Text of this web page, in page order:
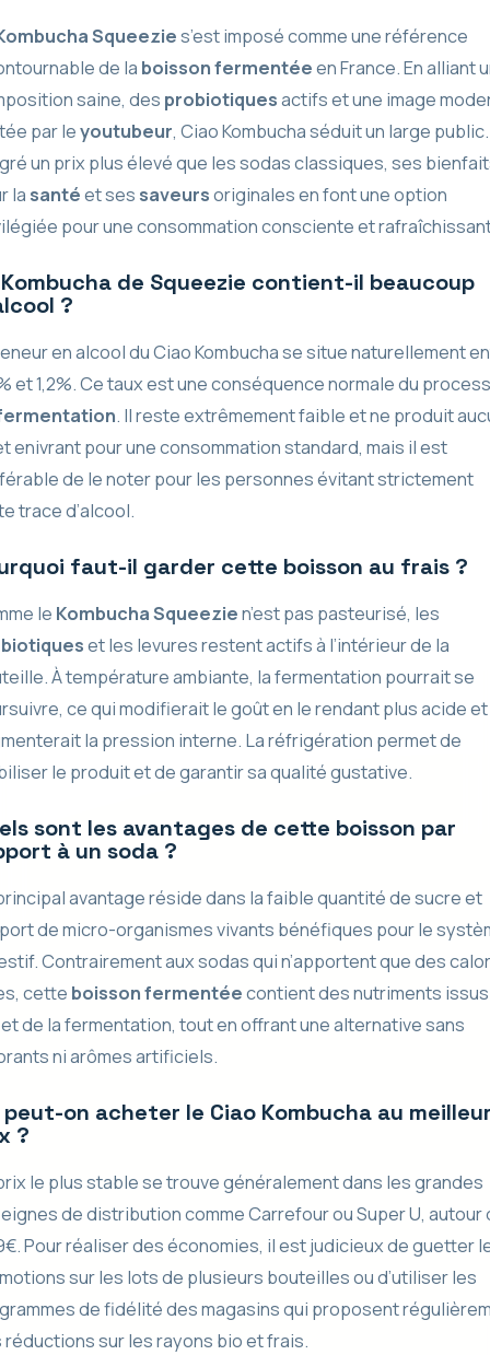
Squeezies’est imposé comme une référence
de la boisson fermentéeen France. En alliant
saine, des probiotiquesactifs et une image
par leyoutubeur, Ciao Kombucha séduit un large public.
un prix plus élevé que les sodas classiques, ses
la santéet ses saveursoriginales en font une option
pour une consommation consciente et
de Squeezie contient-il beaucoup
?
en alcool du Ciao Kombucha se situe naturellement
et 1,2%. Ce taux est une conséquence normale du
. Il reste extrêmement faible et ne produit
enivrant pour une consommation standard, mais il est
de le noter pour les personnes évitant strictement
trace d’alcool.
faut-il garder cette boisson au frais ?
le Kombucha Squeezien’est pas pasteurisé, les
et les levures restent actifs à l’intérieur de la
À température ambiante, la fermentation pourrait se
ce qui modifierait le goût en le rendant plus acide et
la pression interne. La réfrigération permet de
le produit et de garantir sa qualité gustative.
sont les avantages de cette boisson par
à un soda ?
avantage réside dans la faible quantité de sucre et
de micro-organismes vivants bénéfiques pour le
Contrairement aux sodas qui n’apportent que des
cette boisson fermentéecontient des nutriments
de la fermentation, tout en offrant une alternative sans
ni arômes artificiels.
peut-on acheter le Ciao Kombucha au
?
le plus stable se trouve généralement dans les grandes
de distribution comme Carrefour ou Super U, autour
Pour réaliser des économies, il est judicieux de guetter
sur les lots de plusieurs bouteilles ou d’utiliser les
de fidélité des magasins qui proposent
réductions sur les rayons bio et frais.